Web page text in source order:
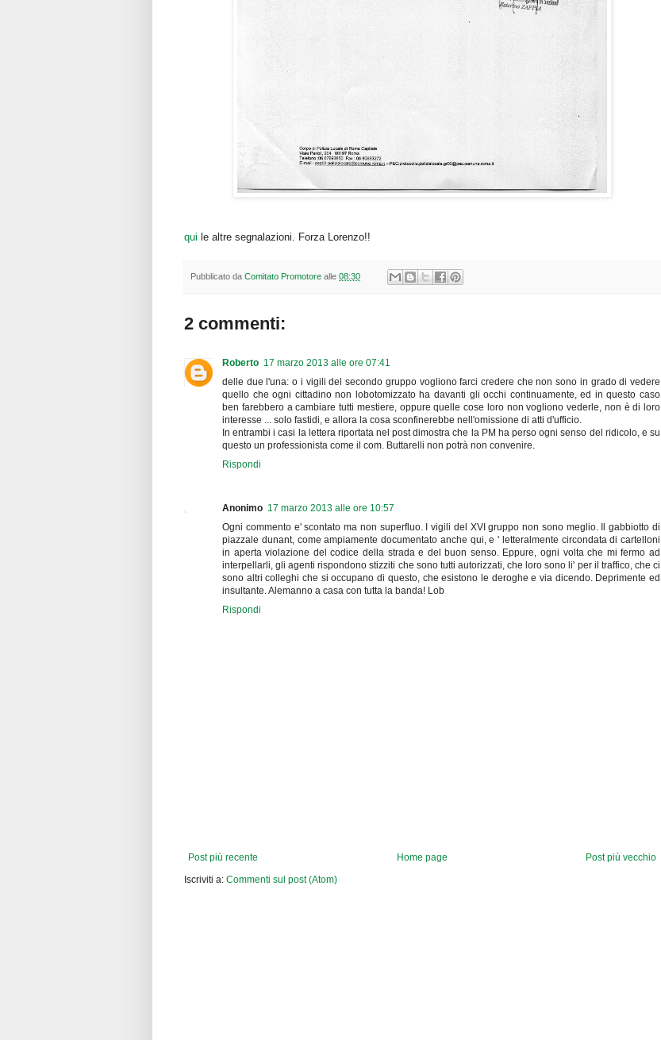
qui le altre segnalazioni. Forza Lorenzo!!
Pubblicato da Comitato Promotore alle 08:30
2 commenti:
Roberto 17 marzo 2013 alle ore 07:41
delle due l'una: o i vigili del secondo gruppo vogliono farci credere che non sono in grado di vedere
quello che ogni cittadino non lobotomizzato ha davanti gli occhi continuamente, ed in questo caso
ben farebbero a cambiare tutti mestiere, oppure quelle cose loro non vogliono vederle, non è di loro
interesse ... solo fastidi, e allora la cosa sconfinerebbe nell'omissione di atti d'ufficio.
In entrambi i casi la lettera riportata nel post dimostra che la PM ha perso ogni senso del ridicolo, e su
questo un professionista come il com. Buttarelli non potrà non convenire.
Rispondi
Anonimo 17 marzo 2013 alle ore 10:57
Ogni commento e' scontato ma non superfluo. I vigili del XVI gruppo non sono meglio. Il gabbiotto di
piazzale dunant, come ampiamente documentato anche qui, e ' letteralmente circondata di cartelloni
in aperta violazione del codice della strada e del buon senso. Eppure, ogni volta che mi fermo ad
interpellarli, gli agenti rispondono stizziti che sono tutti autorizzati, che loro sono li' per il traffico, che ci
sono altri colleghi che si occupano di questo, che esistono le deroghe e via dicendo. Deprimente ed
insultante. Alemanno a casa con tutta la banda! Lob
Rispondi
Post più recente Post più vecchio
Home page
Iscriviti a: Commenti sul post (Atom)